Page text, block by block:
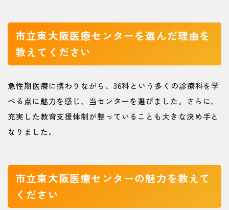
市立東大阪医療センターを選んだ理由を
教えてください
急性期医療に携わりながら、36科という多くの診療科を学
べる点に魅力を感じ、当センターを選びました。さらに、
充実した教育支援体制が整っていることも大きな決め手と
なりました。
市立東大阪医療センターの魅力を教えて
ください